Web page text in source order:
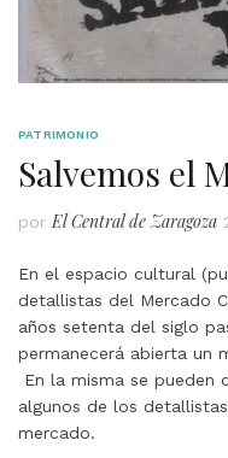
PATRIMONIO
Salvemos el
por El Central de Zaragoza
En el espacio cultural
detallistas del Mercado
años setenta del siglo
permanecerá abierta un
En la misma se pueden
algunos de los
mercado.